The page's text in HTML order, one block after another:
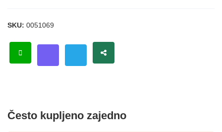
SKU: 0051069
Često kupljeno zajedno